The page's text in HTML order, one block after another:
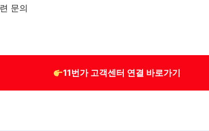
문의
11번가 고객센터 연결 바로가기